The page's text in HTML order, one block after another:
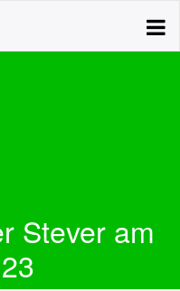
Stever am